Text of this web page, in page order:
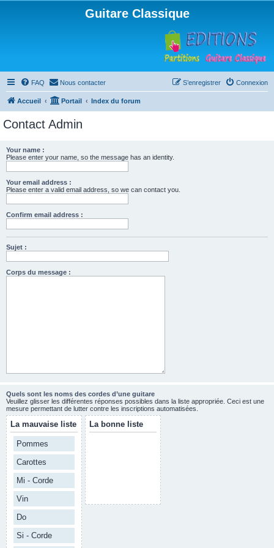
Guitare Classique
FAQ Nous contacter Connexion
S’enregistrer
Accueil Portail Index du forum
Contact Admin
Your name :
Please enter your name, so the message has an identity.
Your email address :
Please enter a valid email address, so we can contact you.
Confirm email address :
Sujet :
Corps du message :
Quels sont les noms des cordes d’une guitare
Veuillez glisser les différentes réponses possibles dans la liste appropriée. Ceci est une
mesure permettant de lutter contre les inscriptions automatisées.
La mauvaise liste
Pommes
Carottes
Mi - Corde
Vin
Do
Si - Corde
La bonne liste